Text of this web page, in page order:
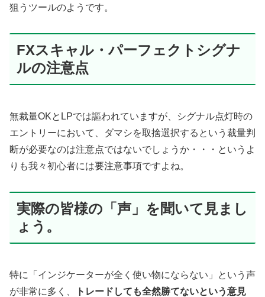
狙うツールのようです。
FXスキャル・パーフェクトシグナ
ルの注意点
無裁量OKとLPでは謳われていますが、シグナル点灯時の
エントリーにおいて、ダマシを取捨選択するという裁量判
断が必要なのは注意点ではないでしょうか・・・というよ
りも我々初心者には要注意事項ですよね。
実際の皆様の「声」を聞いて見まし
ょう。
特に「インジケーターが全く使い物にならない」という声
が非常に多く、
トレードしても全然勝てないという意見